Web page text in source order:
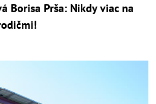
Borisa Prša: Nikdy viac na